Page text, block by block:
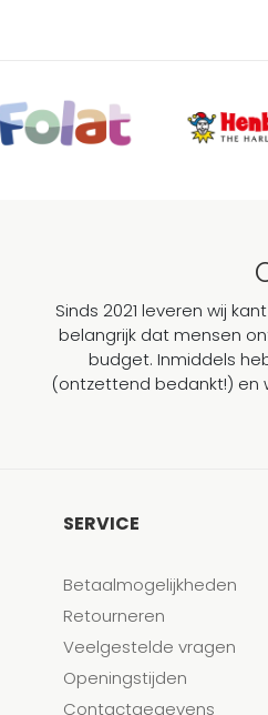
Sinds 2021 leveren wij
belangrijk dat mensen
budget. Inmiddels
(ontzettend bedankt!) en
SERVICE
Betaalmogelijkheden
Retourneren
Veelgestelde vragen
Openingstijden
Contactgegevens